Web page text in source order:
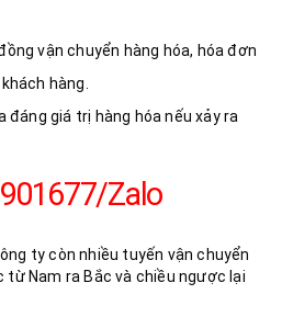
vận chuyển hàng hóa, hóa đơn
hàng.
đáng giá trị hàng hóa nếu xảy ra
Zalo
ty còn nhiều tuyến vận chuyển
từ Nam ra Bắc và chiều ngược lại